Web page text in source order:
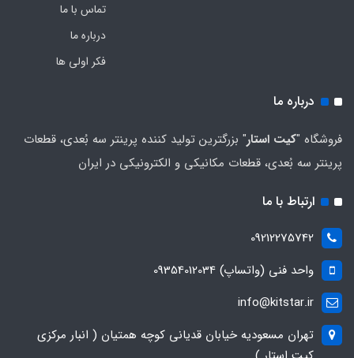
تماس با ما
درباره ما
فکر اولی ها
درباره ما
فروشگاه "کیت استار" بزرگترین تولید کننده پرینتر سه بُعدی، قطعات
پرینتر سه بُعدی، قطعات مکانیکی و الکترونیکی در ایران
ارتباط با ما
09212275742
واحد فنی (واتساپ) 09354012034
info@kitstar.ir
تهران مسعودیه خیابان قدیانی کوچه همتیان ( انبار مرکزی